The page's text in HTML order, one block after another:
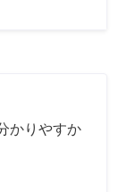
かりやすか